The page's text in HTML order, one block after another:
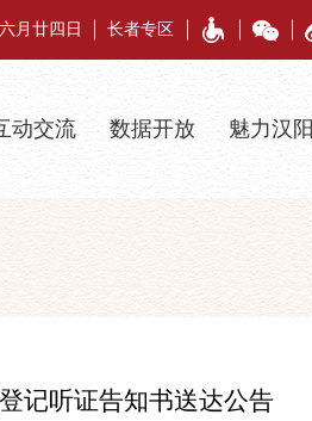
月廿四日 长者专区
动交流 数据开放 魅力汉阳
记听证告知书送达公告